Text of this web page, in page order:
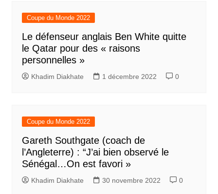
Coupe du Monde 2022
Le défenseur anglais Ben White quitte
le Qatar pour des « raisons
personnelles »
Khadim Diakhate 1 décembre 2022 0
Coupe du Monde 2022
Gareth Southgate (coach de
l’Angleterre) : “J’ai bien observé le
Sénégal…On est favori »
Khadim Diakhate 30 novembre 2022 0